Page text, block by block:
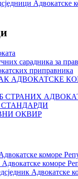
Адвокатске
сарадника за
приправника
АДВОКАТСКЕ
СТРАНИХ
ОКВИР
коморе
Адвокатске коморе
Адвокатске